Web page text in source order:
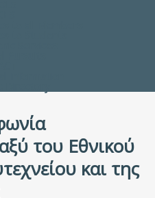
του Εθνικού
και της